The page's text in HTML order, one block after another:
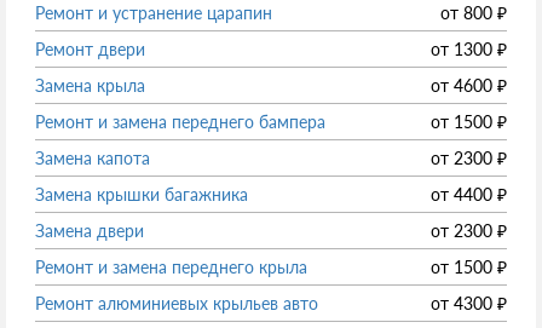
Ремонт и устранение царапин
от 800 ₽
Ремонт двери
от 1300 ₽
Замена крыла
от 4600 ₽
Ремонт и замена переднего бампера
от 1500 ₽
Замена капота
от 2300 ₽
Замена крышки багажника
от 4400 ₽
Замена двери
от 2300 ₽
Ремонт и замена переднего крыла
от 1500 ₽
Ремонт алюминиевых крыльев авто
от 4300 ₽